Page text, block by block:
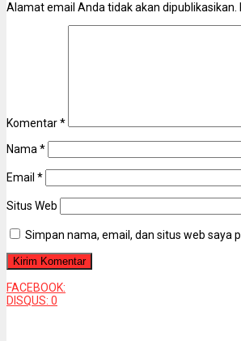
Alamat email Anda tidak akan dipublikasikan.
Komentar*
Nama*
Email *
Situs Web
Simpan nama, email, dan situs web saya
FACEBOOK:
DISQUS: 0